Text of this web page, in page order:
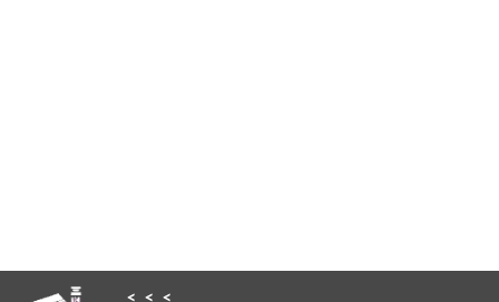
< < <